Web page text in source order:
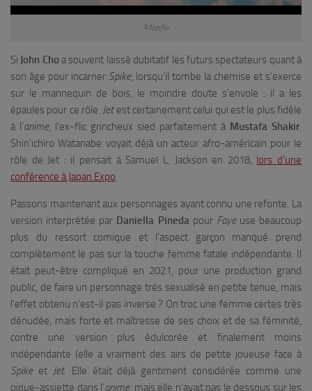
©Netflix
Si John Cho a souvent laissé dubitatif les futurs spectateurs quant à
son âge pour incarner Spike, lorsqu’il tombe la chemise et s’exerce
sur le mannequin de bois, le moindre doute s’envole : il a les
épaules pour ce rôle. Jetest certainement celui qui est le plus fidèle
à l’anime, l’ex-flic grincheux sied parfaitement à Mustafa Shakir.
Shin’ichiro Watanabe voyait déjà un acteur afro-américain pour le
rôle de Jet : il pensait à Samuel L. Jackson en 2018, lors d’une
conférence à Japan Expo.
Passons maintenant aux personnages ayant connu une refonte. La
version interprétée par Daniella Pineda pour Fayeuse beaucoup
plus du ressort comique et l’aspect garçon manqué prend
complètement le pas sur la touche femme fatale indépendante. Il
était peut-être compliqué en 2021, pour une production grand
public, de faire un personnage très sexualisé en petite tenue, mais
l’effet obtenu n’est-il pas inverse ? On troc une femme certes très
dénudée, mais forte et maîtresse de ses choix et de sa féminité,
contre une version plus édulcorée et finalement moins
indépendante (elle a vraiment des airs de petite joueuse face à
Spikeet Jet. Elle était déjà gentiment considérée comme une
pique-assiette dans l’anime, mais elle n’avait pas le dessous sur les